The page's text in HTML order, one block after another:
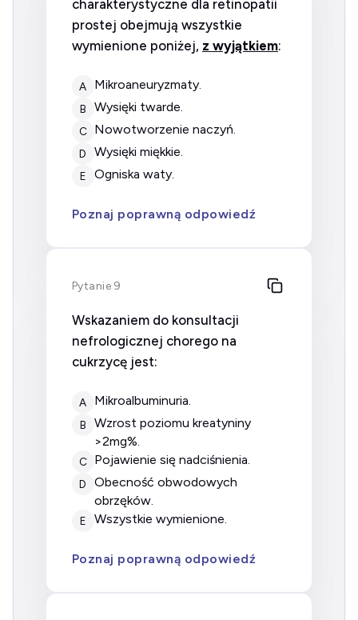
charakterystyczne dla retinopatii
prostej obejmują wszystkie
wymienione poniżej, z wyjątkiem:
A mikroaneuryzmaty.
B wysięki twarde.
C nowotworzenie naczyń.
D wysięki miękkie.
E ogniska waty.
Poznaj poprawną odpowiedź
Pytanie 9
Wskazaniem do konsultacji
nefrologicznej chorego na
cukrzycę jest:
A mikroalbuminuria.
B
wzrost poziomu kreatyniny
>2mg%.
C pojawienie się nadciśnienia.
D
obecność obwodowych
obrzęków.
E wszystkie wymienione.
Poznaj poprawną odpowiedź